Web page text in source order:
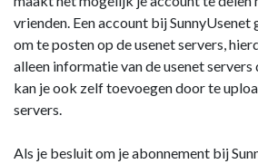
vrienden. Een account bij
om te posten op de usenet servers,
alleen informatie van de usenet servers
kan je ook zelf toevoegen door te
servers.
Als je besluit om je abonnement bij